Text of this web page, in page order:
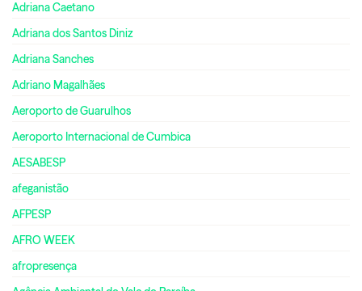
Adriana Caetano
Adriana dos Santos Diniz
Adriana Sanches
Adriano Magalhães
Aeroporto de Guarulhos
Aeroporto Internacional de Cumbica
AESABESP
afeganistão
AFPESP
AFRO WEEK
afropresença